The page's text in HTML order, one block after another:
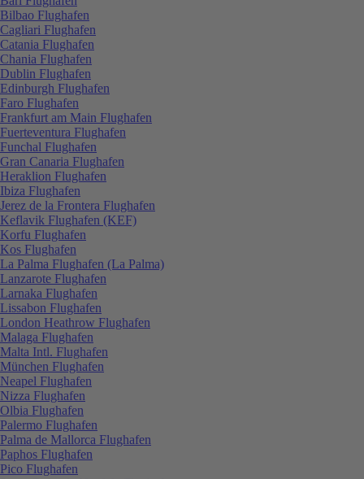
Bilbao Flughafen
Cagliari Flughafen
Catania Flughafen
Chania Flughafen
Dublin Flughafen
Edinburgh Flughafen
Faro Flughafen
Frankfurt am Main Flughafen
Fuerteventura Flughafen
Funchal Flughafen
Gran Canaria Flughafen
Heraklion Flughafen
Ibiza Flughafen
Jerez de la Frontera Flughafen
Keflavik Flughafen (KEF)
Korfu Flughafen
Kos Flughafen
La Palma Flughafen (La Palma)
Lanzarote Flughafen
Larnaka Flughafen
Lissabon Flughafen
London Heathrow Flughafen
Malaga Flughafen
Malta Intl. Flughafen
München Flughafen
Neapel Flughafen
Nizza Flughafen
Olbia Flughafen
Palermo Flughafen
Palma de Mallorca Flughafen
Paphos Flughafen
Pico Flughafen